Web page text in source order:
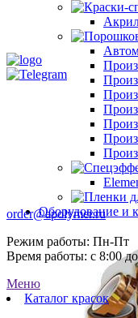
Оборудование и
order@apolymer.ru
Режим работы: Пн-Пт
Время работы: с 8:00
Меню
Каталог красок